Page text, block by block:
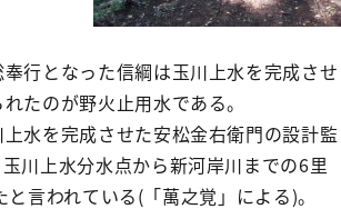
行となった信綱は玉川上水を完成させ
たのが野火止用水である。
水を完成させた安松金右衛門の設計監
川上水分水点から新河岸川までの6里
言われている(「萬之覚」による)。